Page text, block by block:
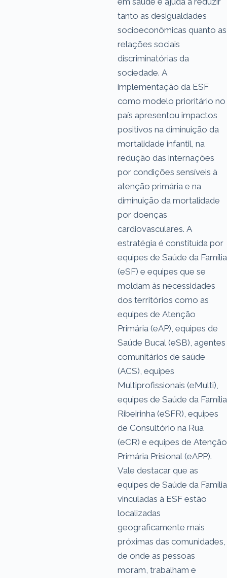
tanto as desigualdades
socioeconômicas quanto as
relações sociais
discriminatórias da
sociedade. A
implementação da ESF
como modelo prioritário no
país apresentou impactos
positivos na diminuição da
mortalidade infantil, na
redução das internações
por condições sensíveis à
atenção primária e na
diminuição da mortalidade
por doenças
cardiovasculares. A
estratégia é constituída por
equipes de Saúde da Família
(eSF) e equipes que se
moldam às necessidades
dos territórios como as
equipes de Atenção
Primária (eAP), equipes de
Saúde Bucal (eSB), agentes
comunitários de saúde
(ACS), equipes
Multiprofissionais (eMulti),
equipes de Saúde da Família
Ribeirinha (eSFR), equipes
de Consultório na Rua
(eCR) e equipes de Atenção
Primária Prisional (eAPP).
Vale destacar que as
equipes de Saúde da Família
vinculadas à ESF estão
localizadas
geograficamente mais
próximas das comunidades,
de onde as pessoas
moram, trabalham e